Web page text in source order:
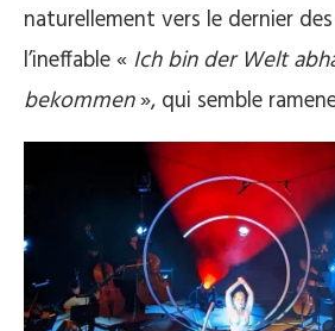
naturellement vers le dernier des
l’ineffable « Ich bin der Welt
bekommen», qui semble